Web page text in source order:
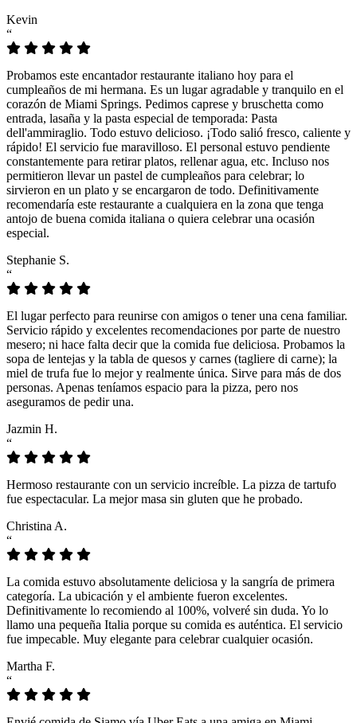
Kevin
“
Probamos este encantador restaurante italiano hoy para el
cumpleaños de mi hermana. Es un lugar agradable y tranquilo en el
corazón de Miami Springs. Pedimos caprese y bruschetta como
entrada, lasaña y la pasta especial de temporada: Pasta
dell'ammiraglio. Todo estuvo delicioso. ¡Todo salió fresco, caliente y
rápido! El servicio fue maravilloso. El personal estuvo pendiente
constantemente para retirar platos, rellenar agua, etc. Incluso nos
permitieron llevar un pastel de cumpleaños para celebrar; lo
sirvieron en un plato y se encargaron de todo. Definitivamente
recomendaría este restaurante a cualquiera en la zona que tenga
antojo de buena comida italiana o quiera celebrar una ocasión
especial.
Stephanie S.
“
El lugar perfecto para reunirse con amigos o tener una cena familiar.
Servicio rápido y excelentes recomendaciones por parte de nuestro
mesero; ni hace falta decir que la comida fue deliciosa. Probamos la
sopa de lentejas y la tabla de quesos y carnes (tagliere di carne); la
miel de trufa fue lo mejor y realmente única. Sirve para más de dos
personas. Apenas teníamos espacio para la pizza, pero nos
aseguramos de pedir una.
Jazmin H.
“
Hermoso restaurante con un servicio increíble. La pizza de tartufo
fue espectacular. La mejor masa sin gluten que he probado.
Christina A.
“
La comida estuvo absolutamente deliciosa y la sangría de primera
categoría. La ubicación y el ambiente fueron excelentes.
Definitivamente lo recomiendo al 100%, volveré sin duda. Yo lo
llamo una pequeña Italia porque su comida es auténtica. El servicio
fue impecable. Muy elegante para celebrar cualquier ocasión.
Martha F.
“